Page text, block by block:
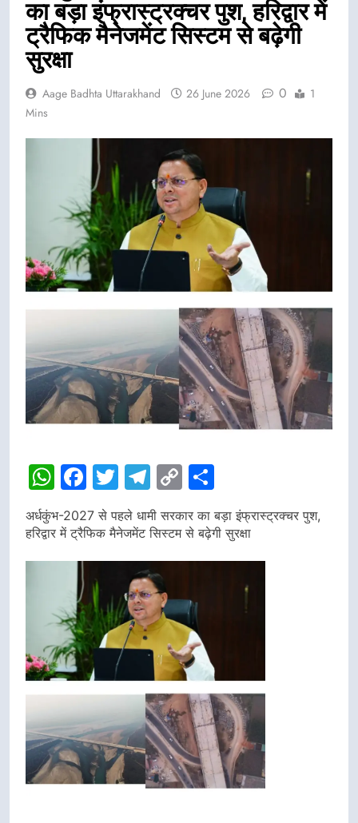
का बड़ा इंफ्रास्ट्रक्चर पुश, हरिद्वार में
ट्रैफिक मैनेजमेंट सिस्टम से बढ़ेगी
सुरक्षा
Aage Badhta Uttarakhand 26 June 2026 0
1
Mins
WhatsApp
Facebook
Twitter
Telegram
Copy
अर्धकुंभ-2027 से पहले धामी सरकार का बड़ा इंफ्रास्ट्रक्चर पुश,
हरिद्वार में ट्रैफिक मैनेजमेंट सिस्टम से बढ़ेगी सुरक्षा